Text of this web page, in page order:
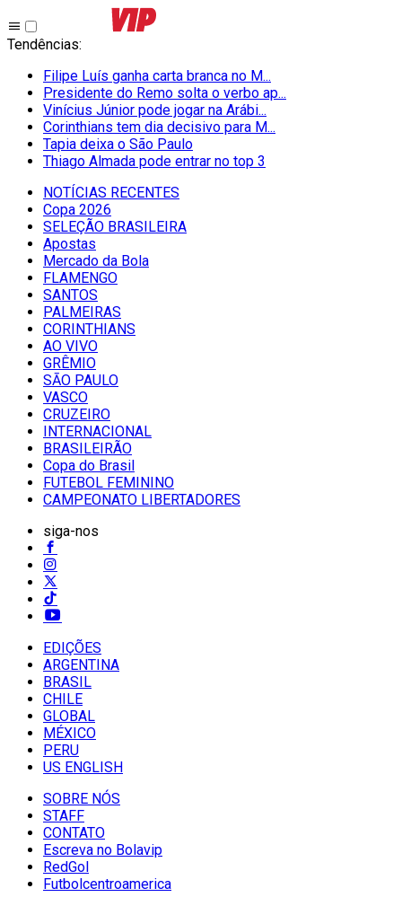
Tendências:
Filipe Luís ganha carta branca no M...
Presidente do Remo solta o verbo ap...
Vinícius Júnior pode jogar na Arábi...
Corinthians tem dia decisivo para M...
Tapia deixa o São Paulo
Thiago Almada pode entrar no top 3
NOTÍCIAS RECENTES
Copa 2026
SELEÇÃO BRASILEIRA
Apostas
Mercado da Bola
FLAMENGO
SANTOS
PALMEIRAS
CORINTHIANS
AO VIVO
GRÊMIO
SĀO PAULO
VASCO
CRUZEIRO
INTERNACIONAL
BRASILEIRÃO
Copa do Brasil
FUTEBOL FEMININO
CAMPEONATO LIBERTADORES
siga-nos
EDIÇÕES
ARGENTINA
BRASIL
CHILE
GLOBAL
MÉXICO
PERU
US ENGLISH
SOBRE NÓS
STAFF
CONTATO
Escreva no Bolavip
RedGol
Futbolcentroamerica